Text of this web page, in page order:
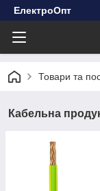
ЕлектроОпт
Товари та
Кабельна